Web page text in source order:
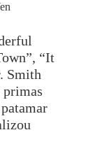
“It
Smith
primas